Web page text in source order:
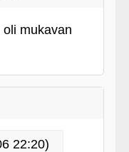
oli mukavan
22:20)